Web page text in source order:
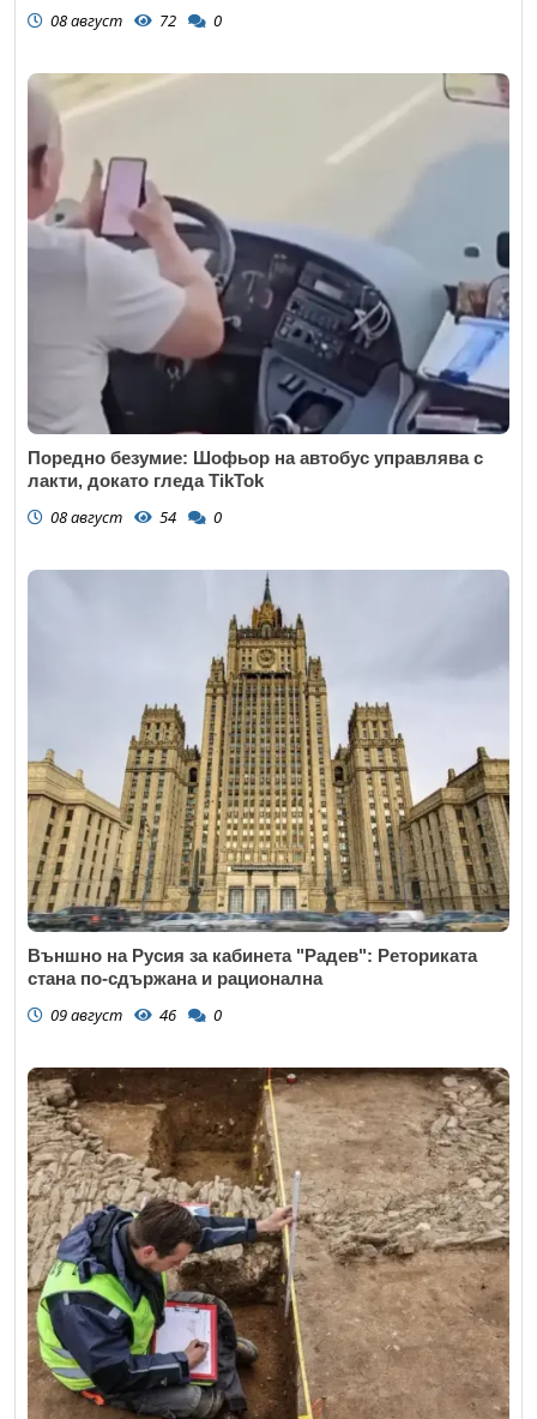
08 август 72 0
Поредно безумие: Шофьор на автобус управлява с
лакти, докато гледа TikTok
08 август 54 0
Външно на Русия за кабинета "Радев": Реториката
стана по-сдържана и рационална
09 август 46 0